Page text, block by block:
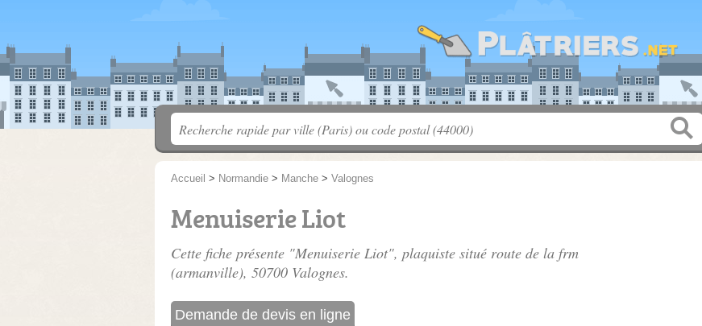
Accueil > Normandie > Manche > Valognes
Menuiserie Liot
Cette fiche présente "Menuiserie Liot", plaquiste situé route de la frm
(armanville), 50700 Valognes.
Demande de devis en ligne